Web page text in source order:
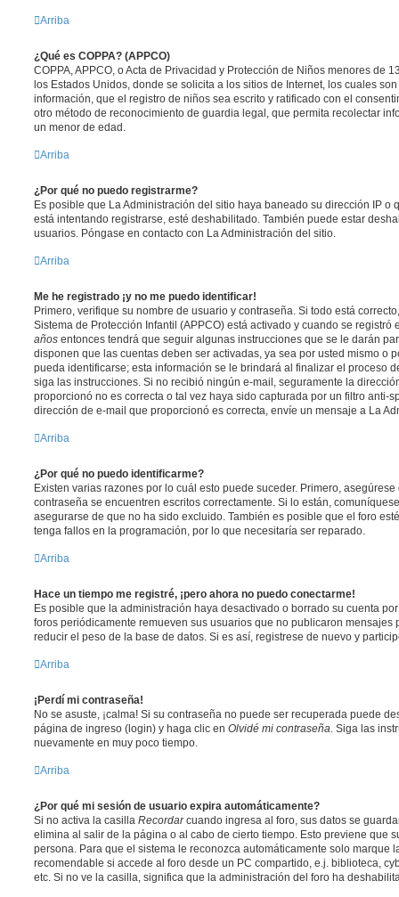
Arriba
¿Qué es COPPA? (APPCO)
COPPA, APPCO, o Acta de Privacidad y Protección de Niños menores de
los Estados Unidos, donde se solicita a los sitios de Internet, los cuales
información, que el registro de niños sea escrito y ratificado con el
otro método de reconocimiento de guardia legal, que permita recolectar
un menor de edad.
Arriba
¿Por qué no puedo registrarme?
Es posible que La Administración del sitio haya baneado su dirección IP o
está intentando registrarse, esté deshabilitado. También puede estar
usuarios. Póngase en contacto con La Administración del sitio.
Arriba
Me he registrado ¡y no me puedo identificar!
Primero, verifique su nombre de usuario y contraseña. Si todo está
Sistema de Protección Infantil (APPCO) está activado y cuando se
años entonces tendrá que seguir algunas instrucciones que se le darán
disponen que las cuentas deben ser activadas, ya sea por usted mismo o
pueda identificarse; esta información se le brindará al finalizar el proceso
siga las instrucciones. Si no recibió ningún e-mail, seguramente la
proporcionó no es correcta o tal vez haya sido capturada por un filtro anti-
dirección de e-mail que proporcionó es correcta, envíe un mensaje a La
Arriba
¿Por qué no puedo identificarme?
Existen varias razones por lo cuál esto puede suceder. Primero,
contraseña se encuentren escritos correctamente. Si lo están,
asegurarse de que no ha sido excluido. También es posible que el foro
tenga fallos en la programación, por lo que necesitaría ser reparado.
Arriba
Hace un tiempo me registré, ¡pero ahora no puedo conectarme!
Es posible que la administración haya desactivado o borrado su cuenta
foros periódicamente remueven sus usuarios que no publicaron mensajes
reducir el peso de la base de datos. Si es así, registrese de nuevo y
Arriba
¡Perdí mi contraseña!
No se asuste, ¡calma! Si su contraseña no puede ser recuperada puede
página de ingreso (login) y haga clic en Olvidé mi contraseña . Siga las
nuevamente en muy poco tiempo.
Arriba
¿Por qué mi sesión de usuario expira automáticamente?
Si no activa la casilla Recordarcuando ingresa al foro, sus datos se
elimina al salir de la página o al cabo de cierto tiempo. Esto previene que
persona. Para que el sistema le reconozca automáticamente solo marque
recomendable si accede al foro desde un PC compartido, e.j. biblioteca,
etc. Si no ve la casilla, significa que la administración del foro ha